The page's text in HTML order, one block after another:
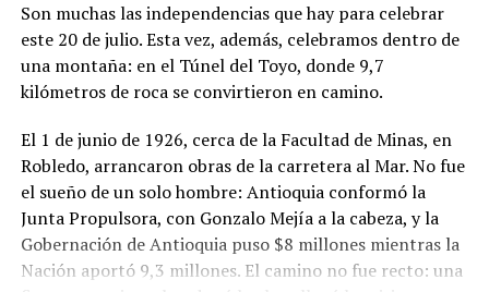
llegue al nivel que merece por su potencial y que eso se
traduzca en bienestar para todos nuestros
compatriotas.
Comparte el artículo:
Guatapé, el corredor patrimonial de Jericó y Jardín, los
charcos del Oriente, la tradición artesanal de Rionegro y
La Ceja, entre otros. Lejos de competir entre sí, esa
diversidad es nuestra mayor fortaleza para
proyectarnos hacia los mercados internacionales.
Turismo es infraestructura: Turismo es conectividad.
Turismo es formación de quien recibe al visitante. Y es,
sobre todo, gobernanza: una visión concertada de largo
plazo que trascienda periodos electorales, para que la
promoción tenga detrás un sistema y deje huella. Eso
Son muchas las independencias que hay para celebrar
este 20 de julio. Esta vez, además, celebramos dentro de
una montaña: en el Túnel del Toyo, donde 9,7
kilómetros de roca se convirtieron en camino.
El 1 de junio de 1926, cerca de la Facultad de Minas, en
Robledo, arrancaron obras de la carretera al Mar. No fue
el sueño de un solo hombre: Antioquia conformó la
Junta Propulsora, con Gonzalo Mejía a la cabeza, y la
Gobernación de Antioquia puso $8 millones mientras la
Nación aportó 9,3 millones. El camino no fue recto: una